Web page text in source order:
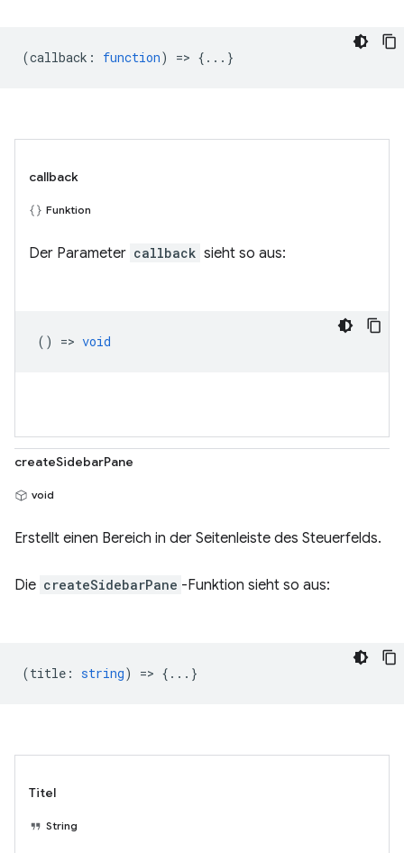
(callback : function) => {...}
callback
Funktion
Der Parameter callback sieht so aus:
() => void
createSidebarPane
void
Erstellt einen Bereich in der Seitenleiste des Steuerfelds.
Die createSidebarPane -Funktion sieht so aus:
(title : string) => {...}
Titel
String